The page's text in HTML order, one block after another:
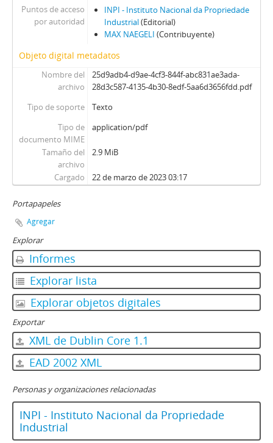
Puntos de acceso
por autoridad
INPI - Instituto Nacional da Propriedade
Industrial(Editorial)
MAX NAEGELI (Contribuyente)
Objeto digital metadatos
Nombre del
archivo
25d9adb4-d9ae-4cf3-844f-abc831ae3ada-
28d3c587-4135-4b30-8edf-5aa6d3656fdd.pdf
Tipo de soporte
Texto
Tipo de
documento MIME
application/pdf
Tamaño del
archivo
2.9 MiB
Cargado 22 de marzo de 2023 03:17
Portapapeles
Agregar
Explorar
Informes
Explorar lista
Explorar objetos digitales
Exportar
XML de Dublin Core 1.1
EAD 2002 XML
Personas y organizaciones relacionadas
INPI - Instituto Nacional da Propriedade
Industrial